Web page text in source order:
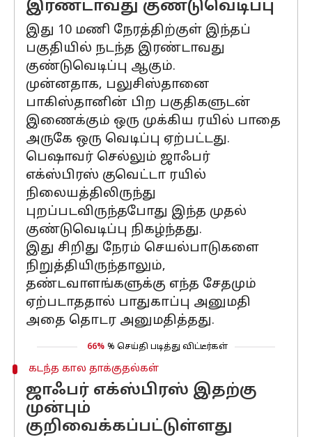
இரண்டாவது குண்டுவெடிப்பு
இது 10 மணி நேரத்திற்குள் இந்தப்
பகுதியில் நடந்த இரண்டாவது
குண்டுவெடிப்பு ஆகும்.
முன்னதாக, பலுசிஸ்தானை
பாகிஸ்தானின் பிற பகுதிகளுடன்
இணைக்கும் ஒரு முக்கிய ரயில் பாதை
அருகே ஒரு வெடிப்பு ஏற்பட்டது.
பெஷாவர் செல்லும் ஜாஃபர்
எக்ஸ்பிரஸ் குவெட்டா ரயில்
நிலையத்திலிருந்து
புறப்படவிருந்தபோது இந்த முதல்
குண்டுவெடிப்பு நிகழ்ந்தது.
இது சிறிது நேரம் செயல்பாடுகளை
நிறுத்தியிருந்தாலும்,
தண்டவாளங்களுக்கு எந்த சேதமும்
ஏற்படாததால் பாதுகாப்பு அனுமதி
அதை தொடர அனுமதித்தது.
66% % செய்தி படித்து விட்டீர்கள்
கடந்த கால தாக்குதல்கள்
ஜாஃபர் எக்ஸ்பிரஸ் இதற்கு
முன்பும்
குறிவைக்கப்பட்டுள்ளது